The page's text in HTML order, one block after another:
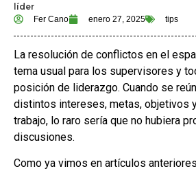
líder
Fer Cano enero 27, 2025 tips
La resolución de conflictos en el
tema usual para los supervisores y
posición de liderazgo. Cuando se
distintos intereses, metas, objetivos
trabajo, lo raro sería que no hubiera
discusiones.
Como ya vimos en artículos